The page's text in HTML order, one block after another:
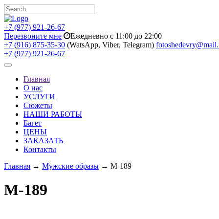
+7 (977) 921-26-67
Перезвоните мне
Ежедневно с 11:00 до 22:00
+7 (916) 875-35-30 (WatsApp, Viber, Telegram)
+7 (977) 921-26-67
Toggle
navigationГлавная
О нас
УСЛУГИ
Сюжеты
НАШИ РАБОТЫ
Багет
ЦЕНЫ
ЗАКАЗАТЬ
Контакты
Главная → Мужские образы → M-189
M-189